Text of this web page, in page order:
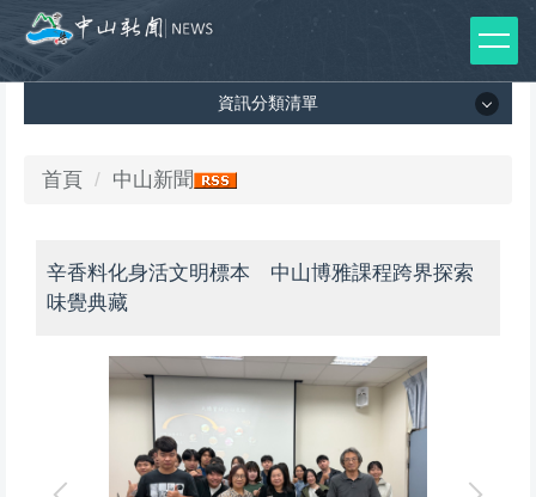
到
主
資訊分類清單
資訊分類清單
媒體報導
首頁 中山新聞
辛香料化身活文明標本 中山博雅課程跨界探索
味覺典藏